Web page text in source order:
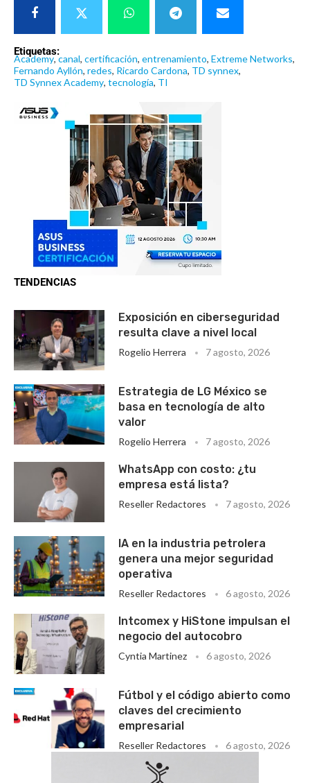
Etiquetas:
Academy,canal, certificación, entrenamiento, Extreme Networks,
Fernando Ayllón, redes, Ricardo Cardona, TD synnex,
TD Synnex Academy, tecnología, TI
TENDENCIAS
Exposición en ciberseguridad
resulta clave a nivel local
Rogelio Herrera 7 agosto, 2026
Estrategia de LG México se
basa en tecnología de alto
valor
Rogelio Herrera 7 agosto, 2026
WhatsApp con costo: ¿tu
empresa está lista?
Reseller Redactores 7 agosto, 2026
IA en la industria petrolera
genera una mejor seguridad
operativa
Reseller Redactores 6 agosto, 2026
Intcomex y HiStone impulsan el
negocio del autocobro
Cyntia Martinez 6 agosto, 2026
Fútbol y el código abierto como
claves del crecimiento
empresarial
Reseller Redactores 6 agosto, 2026